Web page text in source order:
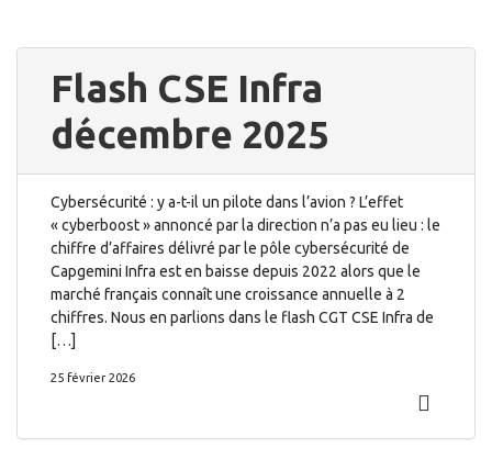
Flash CSE Infra
décembre 2025
Cybersécurité : y a-t-il un pilote dans l’avion ? L’effet
« cyberboost » annoncé par la direction n’a pas eu lieu : le
chiffre d’affaires délivré par le pôle cybersécurité de
Capgemini Infra est en baisse depuis 2022 alors que le
marché français connaît une croissance annuelle à 2
chiffres. Nous en parlions dans le flash CGT CSE Infra de
[…]
25 février 2026